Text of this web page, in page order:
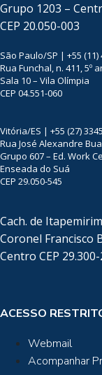
Grupo 1203 –
CEP 20.050-003
São Paulo/SP | +55 (11)
Rua Funchal, n. 411, 5º
Sala 10 – Vila Olímpia
CEP 04.551-060
Vitória/ES | +55 (27)
Rua José Alexandre
Grupo 607 – Ed. Work
Enseada do Suá
CEP 29.050-545
Cach. de
Coronel Francisco
Centro CEP
ACESSO
Webmail
Acompanhar